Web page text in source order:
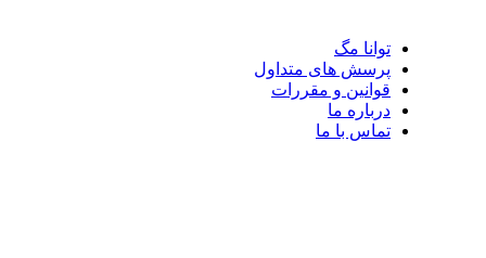
توانا مگ
پرسش های متداول
قوانین و مقررات
درباره ما
تماس با ما